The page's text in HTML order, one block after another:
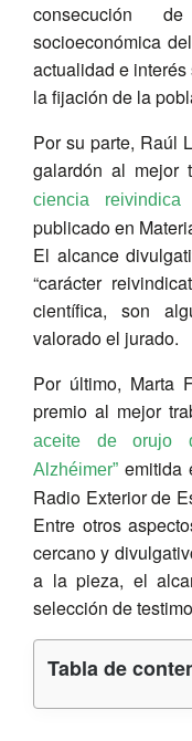
consecución
socioeconómica
actualidad e
la fijación de la
Por su parte, Raúl
galardón al mejor
ciencia
publicado en
El alcance
“carácter
científica, son
valorado el jurado.
Por último, Marta
premio al mejor
aceite de orujo
Alzhéimer” emitida
Radio Exterior de
Entre otros
cercano y
a la pieza, el
selección de
Tabla de